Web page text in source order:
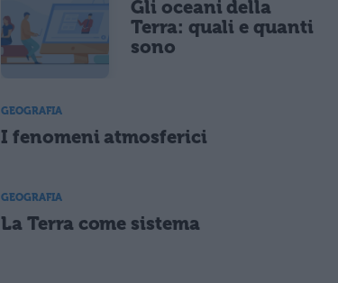
Gli oceani della
Terra: quali e quanti
sono
GEOGRAFIA
I fenomeni atmosferici
GEOGRAFIA
La Terra come sistema